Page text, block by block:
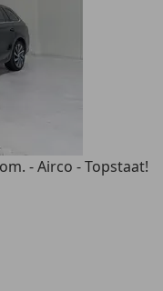
- Airco - Topstaat!